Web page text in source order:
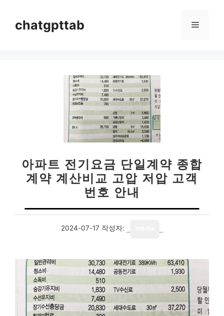
chatgpttab 메
아파트 전기요금 단일계약 종합
계약 계산비교 고압 저압 고객
번호 안내
2024-07-17 작성자: